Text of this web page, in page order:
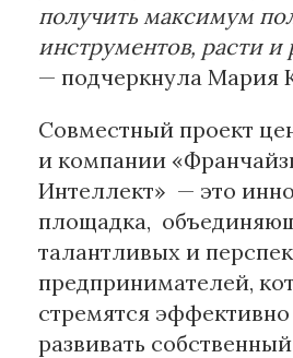
получить максимум
инструментов, расти и
— подчеркнула Мария
Совместный проект
и компании
Интеллект» — это
площадка,
талантливых и
предпринимателей,
стремятся
развивать